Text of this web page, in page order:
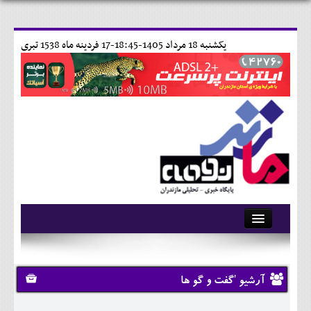
17 فردينه ماه 1538 تبری يکشنبه 18 مرداد 1405-18:45-
آرشیو
تماس با ما
وبلاگ
آرشیو 'گفت و گو ها